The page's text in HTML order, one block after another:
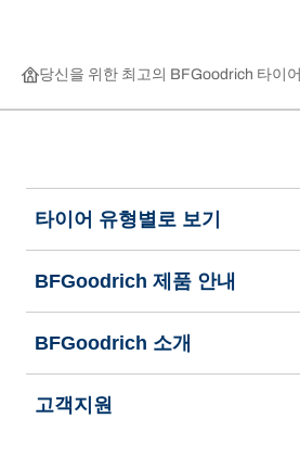
당신을 위한 최고의 BFGoodrich 타이어
타이어 유형별로 보기
BFGoodrich 제품 안내
BFGoodrich 소개
고객지원